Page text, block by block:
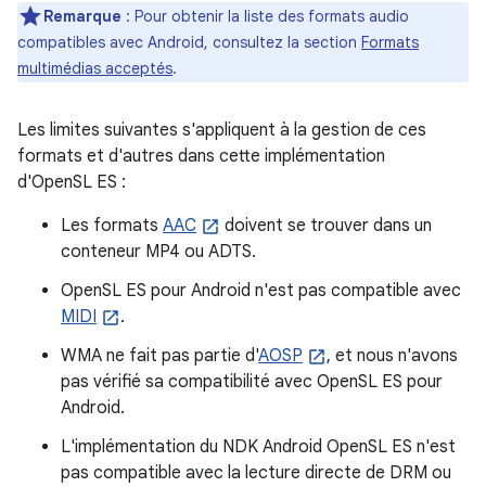
Remarque : Pour obtenir la liste des formats audio
compatibles avec Android, consultez la section Formats
multimédias acceptés.
Les limites suivantes s'appliquent à la gestion de ces
formats et d'autres dans cette implémentation
d'OpenSL ES :
Les formats AAC
doivent se trouver dans un
conteneur MP4 ou ADTS.
OpenSL ES pour Android n'est pas compatible avec
MIDI
.
WMA ne fait pas partie d'AOSP
, et nous n'avons
pas vérifié sa compatibilité avec OpenSL ES pour
Android.
L'implémentation du NDK Android OpenSL ES n'est
pas compatible avec la lecture directe de DRM ou